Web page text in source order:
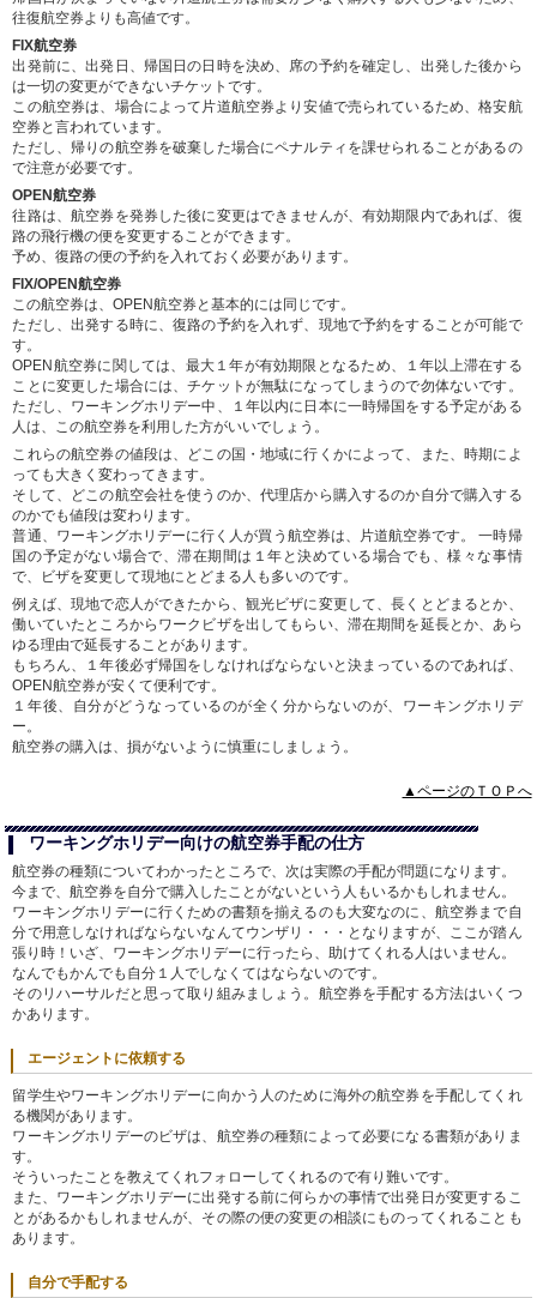
往復航空券よりも高値です。
FIX航空券
出発前に、出発日、帰国日の日時を決め、席の予約を確定し、出発した後から
は一切の変更ができないチケットです。
この航空券は、場合によって片道航空券より安値で売られているため、格安航
空券と言われています。
ただし、帰りの航空券を破棄した場合にペナルティを課せられることがあるの
で注意が必要です。
OPEN航空券
往路は、航空券を発券した後に変更はできませんが、有効期限内であれば、復
路の飛行機の便を変更することができます。
予め、復路の便の予約を入れておく必要があります。
FIX/OPEN航空券
この航空券は、OPEN航空券と基本的には同じです。
ただし、出発する時に、復路の予約を入れず、現地で予約をすることが可能で
す。
OPEN航空券に関しては、最大１年が有効期限となるため、１年以上滞在する
ことに変更した場合には、チケットが無駄になってしまうので勿体ないです。
ただし、ワーキングホリデー中、１年以内に日本に一時帰国をする予定がある
人は、この航空券を利用した方がいいでしょう。
これらの航空券の値段は、どこの国・地域に行くかによって、また、時期によ
っても大きく変わってきます。
そして、どこの航空会社を使うのか、代理店から購入するのか自分で購入する
のかでも値段は変わります。
普通、ワーキングホリデーに行く人が買う航空券は、片道航空券です。 一時帰
国の予定がない場合で、滞在期間は１年と決めている場合でも、様々な事情
で、ビザを変更して現地にとどまる人も多いのです。
例えば、現地で恋人ができたから、観光ビザに変更して、長くとどまるとか、
働いていたところからワークビザを出してもらい、滞在期間を延長とか、あら
ゆる理由で延長することがあります。
もちろん、１年後必ず帰国をしなければならないと決まっているのであれば、
OPEN航空券が安くて便利です。
１年後、自分がどうなっているのが全く分からないのが、ワーキングホリデ
ー。
航空券の購入は、損がないように慎重にしましょう。
▲ページのＴＯＰへ
ワーキングホリデー向けの航空券手配の仕方
航空券の種類についてわかったところで、次は実際の手配が問題になります。
今まで、航空券を自分で購入したことがないという人もいるかもしれません。
ワーキングホリデーに行くための書類を揃えるのも大変なのに、航空券まで自
分で用意しなければならないなんてウンザリ・・・となりますが、ここが踏ん
張り時！いざ、ワーキングホリデーに行ったら、助けてくれる人はいません。
なんでもかんでも自分１人でしなくてはならないのです。
そのリハーサルだと思って取り組みましょう。航空券を手配する方法はいくつ
かあります。
エージェントに依頼する
留学生やワーキングホリデーに向かう人のために海外の航空券を手配してくれ
る機関があります。
ワーキングホリデーのビザは、航空券の種類によって必要になる書類がありま
す。
そういったことを教えてくれフォローしてくれるので有り難いです。
また、ワーキングホリデーに出発する前に何らかの事情で出発日が変更するこ
とがあるかもしれませんが、その際の便の変更の相談にものってくれることも
あります。
自分で手配する